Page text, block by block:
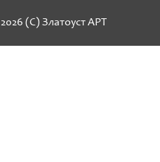
2026 (C) Златоуст АРТ